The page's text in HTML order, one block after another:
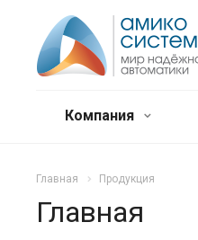
Компания
Главная Продукция
Главная